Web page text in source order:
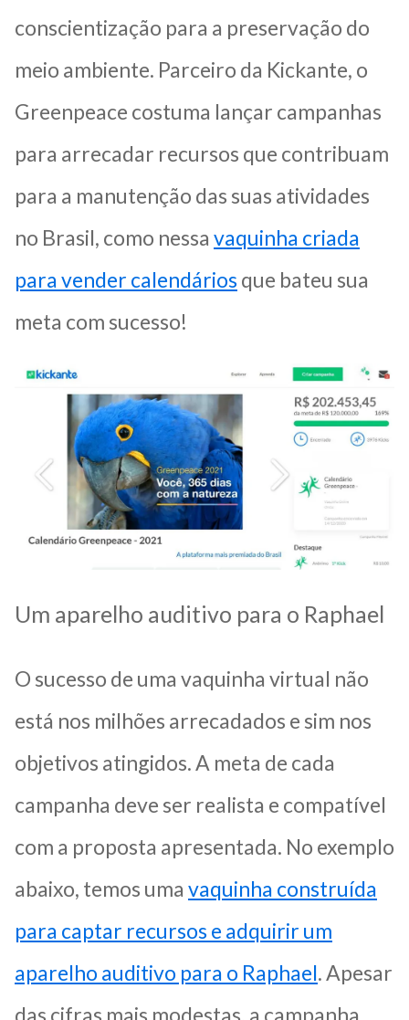
conscientização para a preservação do
meio ambiente. Parceiro da Kickante, o
Greenpeace costuma lançar campanhas
para arrecadar recursos que contribuam
para a manutenção das suas atividades
no Brasil, como nessa vaquinha criada
para vender calendários que bateu sua
meta com sucesso!
Um aparelho auditivo para o Raphael
O sucesso de uma vaquinha virtual não
está nos milhões arrecadados e sim nos
objetivos atingidos. A meta de cada
campanha deve ser realista e compatível
com a proposta apresentada. No exemplo
abaixo, temos uma vaquinha construída
para captar recursos e adquirir um
aparelho auditivo para o Raphael. Apesar
das cifras mais modestas, a campanha